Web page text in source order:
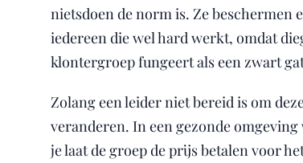
nietsdoen de norm is. Ze beschermen
iedereen die wel hard werkt, omdat
klontergroep fungeert als een zwart
Zolang een leider niet bereid is om
veranderen. In een gezonde
je laat de groep de prijs betalen voor